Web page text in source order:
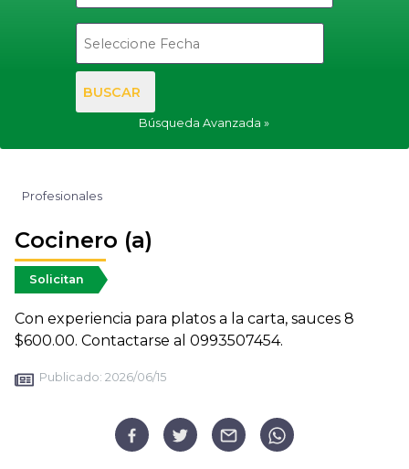
BUSCAR
Búsqueda Avanzada
Profesionales
Cocinero (a)
Solicitan
Con experiencia para platos a la carta, sauces 8
$600.00. Contactarse al 0993507454.
Publicado: 2026/06/15